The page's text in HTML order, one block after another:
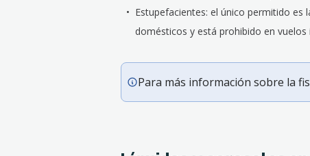
Estupefacientes: el único permitido es
domésticos y está prohibido en vuelos
Para más información sobre la